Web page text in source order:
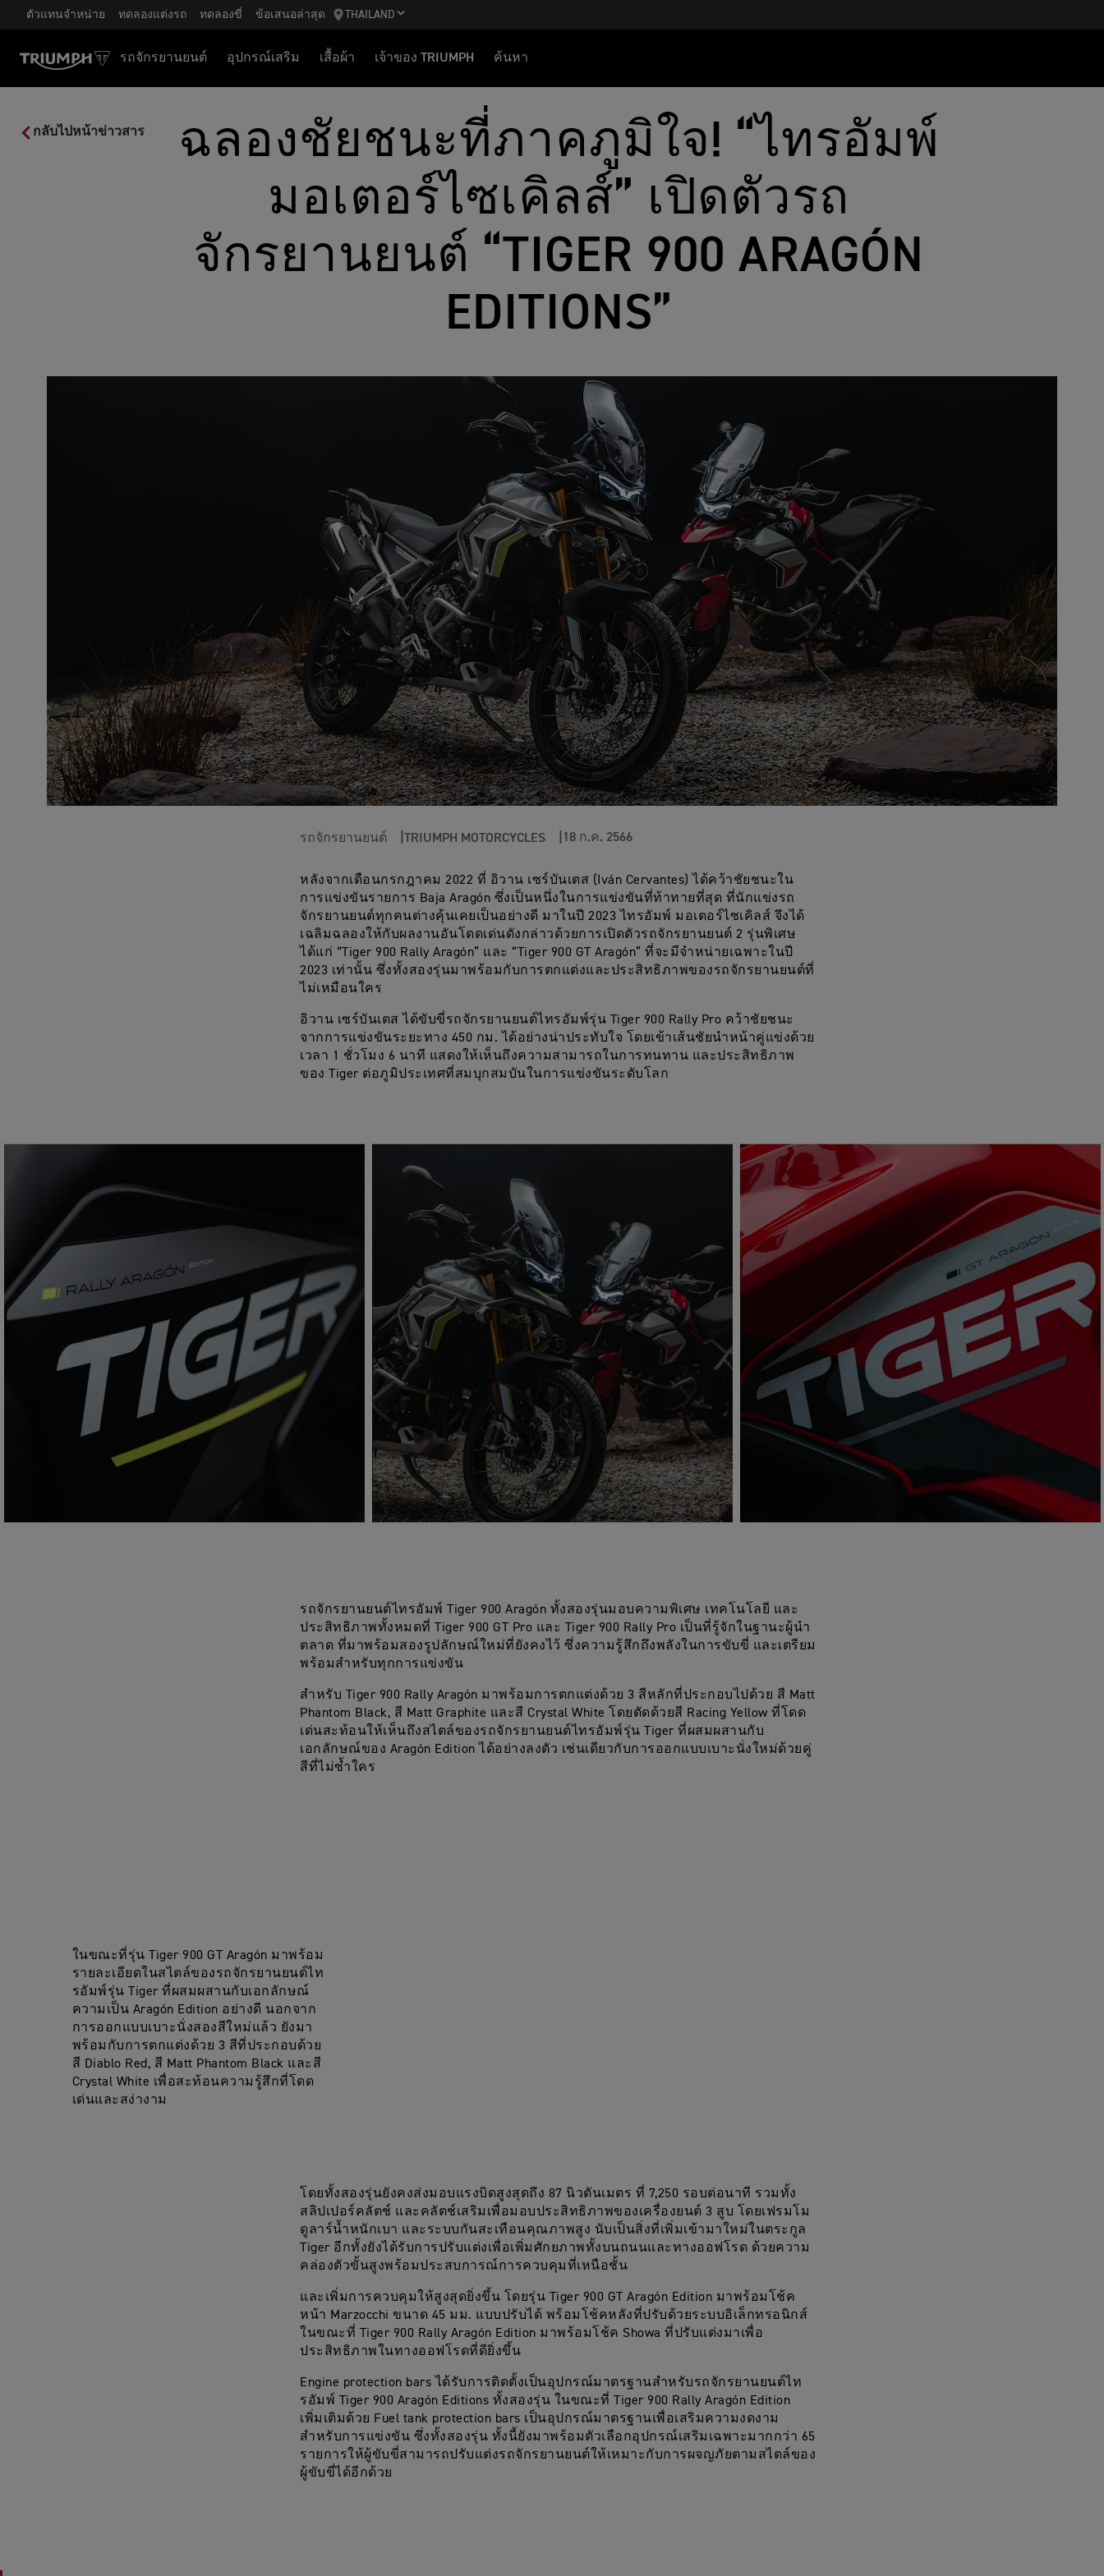
ตัวแทนจำหน่าย ทดลองแต่งรถ ทดลองขี่ ข้อเสนอล่าสุด THAILAND
รถจักรยานยนต์ อุปกรณ์เสริม เสื้อผ้า เจ้าของ TRIUMPH ค้นหา
กลับไปหน้าข่าวสาร
ฉลองชัยชนะที่ภาคภูมิใจ! “ไทรอัมพ์
มอเตอร์ไซเคิลส์” เปิดตัวรถ
จักรยานยนต์ “TIGER 900 ARAGÓN
EDITIONS”
รถจักรยานยนต์ TRIUMPH MOTORCYCLES 18 ก.ค. 2566
หลังจากเดือนกรกฎาคม 2022 ที่ อิวาน เซร์บันเตส (Iván Cervantes) ได้คว้าชัยชนะใน
การแข่งขันรายการ Baja Aragón ซึ่งเป็นหนึ่งในการแข่งขันที่ท้าทายที่สุด ที่นักแข่งรถ
จักรยานยนต์ทุกคนต่างคุ้นเคยเป็นอย่างดี มาในปี 2023 ไทรอัมพ์ มอเตอร์ไซเคิลส์ จึงได้
เฉลิมฉลองให้กับผลงานอันโดดเด่นดังกล่าวด้วยการเปิดตัวรถจักรยานยนต์ 2 รุ่นพิเศษ
ได้แก่ “Tiger 900 Rally Aragón” และ “Tiger 900 GT Aragón” ที่จะมีจำหน่ายเฉพาะในปี
2023 เท่านั้น ซึ่งทั้งสองรุ่นมาพร้อมกับการตกแต่งและประสิทธิภาพของรถจักรยานยนต์ที่
ไม่เหมือนใคร
อิวาน เซร์บันเตส ได้ขับขี่รถจักรยานยนต์ไทรอัมพ์รุ่น Tiger 900 Rally Pro คว้าชัยชนะ
จากการแข่งขันระยะทาง 450 กม. ได้อย่างน่าประทับใจ โดยเข้าเส้นชัยนำหน้าคู่แข่งด้วย
เวลา 1 ชั่วโมง 6 นาที แสดงให้เห็นถึงความสามารถในการทนทาน และประสิทธิภาพ
ของ Tiger ต่อภูมิประเทศที่สมบุกสมบันในการแข่งขันระดับโลก
รถจักรยานยนต์ไทรอัมพ์ Tiger 900 Aragón ทั้งสองรุ่นมอบความพิเศษ เทคโนโลยี และ
ประสิทธิภาพทั้งหมดที่ Tiger 900 GT Pro และ Tiger 900 Rally Pro เป็นที่รู้จักในฐานะผู้นำ
ตลาด ที่มาพร้อมสองรูปลักษณ์ใหม่ที่ยังคงไว้ ซึ่งความรู้สึกถึงพลังในการขับขี่ และเตรียม
พร้อมสำหรับทุกการแข่งขัน
สำหรับ Tiger 900 Rally Aragón มาพร้อมการตกแต่งด้วย 3 สีหลักที่ประกอบไปด้วย สี Matt
Phantom Black, สี Matt Graphite และสี Crystal White โดยตัดด้วยสี Racing Yellow ที่โดด
เด่นสะท้อนให้เห็นถึงสไตล์ของรถจักรยานยนต์ไทรอัมพ์รุ่น Tiger ที่ผสมผสานกับ
เอกลักษณ์ของ Aragón Edition ได้อย่างลงตัว เช่นเดียวกับการออกแบบเบาะนั่งใหม่ด้วยคู่
สีที่ไม่ซ้ำใคร
ในขณะที่รุ่น Tiger 900 GT Aragón มาพร้อม
รายละเอียดในสไตล์ของรถจักรยานยนต์ไท
รอัมพ์รุ่น Tiger ที่ผสมผสานกับเอกลักษณ์
ความเป็น Aragón Edition อย่างดี นอกจาก
การออกแบบเบาะนั่งสองสีใหม่แล้ว ยังมา
พร้อมกับการตกแต่งด้วย 3 สีที่ประกอบด้วย
สี Diablo Red, สี Matt Phantom Black และสี
Crystal White เพื่อสะท้อนความรู้สึกที่โดด
เด่นและสง่างาม
โดยทั้งสองรุ่นยังคงส่งมอบแรงบิดสูงสุดถึง 87 นิวตันเมตร ที่ 7,250 รอบต่อนาที รวมทั้ง
สลิปเปอร์คลัตช์ และคลัตช์เสริมเพื่อมอบประสิทธิภาพของเครื่องยนต์ 3 สูบ โดยเฟรมโม
ดูลาร์น้ำหนักเบา และระบบกันสะเทือนคุณภาพสูง นับเป็นสิ่งที่เพิ่มเข้ามาใหม่ในตระกูล
Tiger อีกทั้งยังได้รับการปรับแต่งเพื่อเพิ่มศักยภาพทั้งบนถนนและทางออฟโรด ด้วยความ
คล่องตัวขั้นสูงพร้อมประสบการณ์การควบคุมที่เหนือชั้น
และเพิ่มการควบคุมให้สูงสุดยิ่งขึ้น โดยรุ่น Tiger 900 GT Aragón Edition มาพร้อมโช้ค
หน้า Marzocchi ขนาด 45 มม. แบบปรับได้ พร้อมโช้คหลังที่ปรับด้วยระบบอิเล็กทรอนิกส์
ในขณะที่ Tiger 900 Rally Aragón Edition มาพร้อมโช้ค Showa ที่ปรับแต่งมาเพื่อ
ประสิทธิภาพในทางออฟโรดที่ดียิ่งขึ้น
Engine protection bars ได้รับการติดตั้งเป็นอุปกรณ์มาตรฐานสำหรับรถจักรยานยนต์ไท
รอัมพ์ Tiger 900 Aragón Editions ทั้งสองรุ่น ในขณะที่ Tiger 900 Rally Aragón Edition
เพิ่มเติมด้วย Fuel tank protection bars เป็นอุปกรณ์มาตรฐานเพื่อเสริมความงดงาม
สำหรับการแข่งขัน ซึ่งทั้งสองรุ่น ทั้งนี้ยังมาพร้อมตัวเลือกอุปกรณ์เสริมเฉพาะมากกว่า 65
รายการให้ผู้ขับขี่สามารถปรับแต่งรถจักรยานยนต์ให้เหมาะกับการผจญภัยตามสไตล์ของ
ผู้ขับขี่ได้อีกด้วย